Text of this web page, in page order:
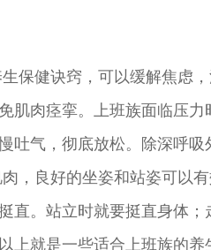
健诀窍，可以缓解焦虑，
肌肉痉挛。上班族面临压
吐气，彻底放松。除深呼
良好的坐姿和站姿可以有
直。站立时就要挺直身体
上就是一些适合上班族的